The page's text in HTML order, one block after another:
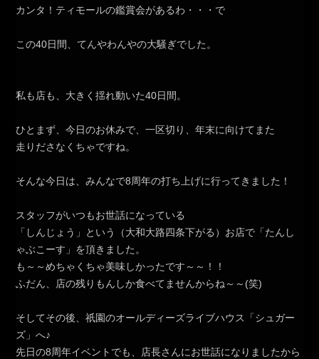
カンタ！ティモールの鑑賞会があるわ・・・で
この40日間、てんやわんやの大騒ぎでした。
私も店も、大きく揺れ動いた40日間。
ひとまず、今日のお休みで、一区切り、年末に向けてまた
走りださなくちゃですね。
そんな今日は、みんなで8周年の打ち上げに行ってきました！
スタッフがいつもお世話になっている
「しんじょう」という（大和大路四条下がる）お店で「たんし
ゃぶこーす」を頂きました。
も～～めちゃくちゃ美味しかったです～～！！
ふだん、店の残りもんしか食べてませんからね～～(笑)
そしてその後、祇園のオールディーズライブハウス「シュガー
ズ」へ♪
先日の8周年イベントでも、店長さんにお世話になりましたから